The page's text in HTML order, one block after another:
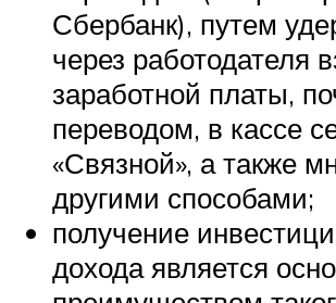
Сбербанк), путем
через работодателя
заработной платы,
переводом, в кассе
«Связной», а также
другими способами;
получение
дохода является